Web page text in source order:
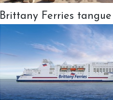
Brittany Ferries